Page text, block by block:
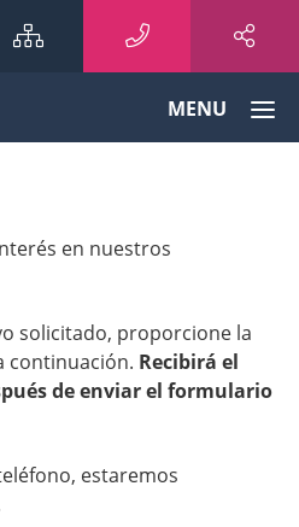
Sitemap
MENU
en nuestros
solicitado, proporcione la
continuación. Recibirá el
de enviar el formulario
estaremos